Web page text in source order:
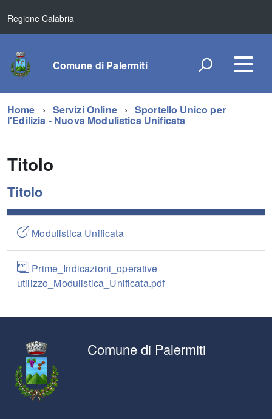
Regione Calabria
Comune di Palermiti
Home Servizi Online Sportello Unico per
l'Edilizia - Nuova Modulistica Unificata
Titolo
Titolo
Modulistica Unificata
Prime_Indicazioni_operative
utilizzo_Modulistica_Unificata.pdf
Comune di Palermiti